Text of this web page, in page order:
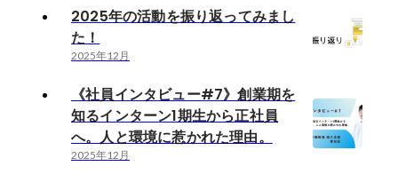
2025年の活動を振り返ってみまし
た！
2025年12月
《社員インタビュー#7》創業期を
知るインターン1期生から正社員
へ。人と環境に惹かれた理由。
2025年12月